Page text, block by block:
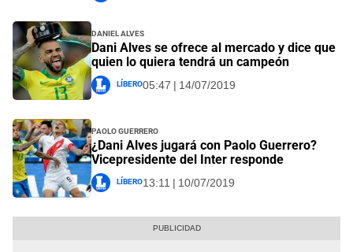
Daniel Alves
Dani Alves se ofrece al mercado y dice que
quien lo quiera tendrá un campeón
Líbero05:47 | 14/07/2019
Paolo Guerrero
¿Dani Alves jugará con Paolo Guerrero?
Vicepresidente del Inter responde
Líbero13:11 | 10/07/2019